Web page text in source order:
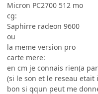
Micron PC2700 512 mo
cg:
Saphirre radeon 9600
ou
la meme version pro
carte mere:
en cm je connais rien(a
(si le son et le reseau etait
bon si qqun peut me